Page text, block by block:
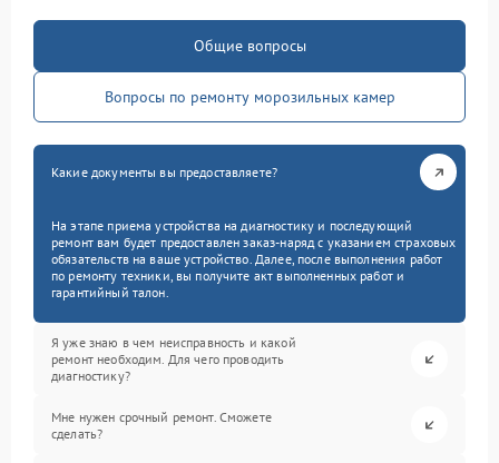
Общие вопросы
Вопросы по ремонту морозильных камер
Какие документы вы предоставляете?
На этапе приема устройства на диагностику и последующий
ремонт вам будет предоставлен заказ-наряд с указанием страховых
обязательств на ваше устройство. Далее, после выполнения работ
по ремонту техники, вы получите акт выполненных работ и
гарантийный талон.
Я уже знаю в чем неисправность и какой
ремонт необходим. Для чего проводить
диагностику?
Мне нужен срочный ремонт. Сможете
сделать?